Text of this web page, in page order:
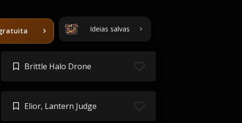
Ideias salvas
Brittle Halo Drone
Elior, Lantern Judge